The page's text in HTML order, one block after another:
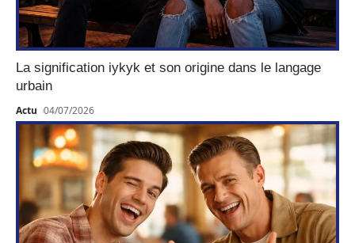
La signification iykyk et son origine dans le langage
urbain
Actu 04/07/2026